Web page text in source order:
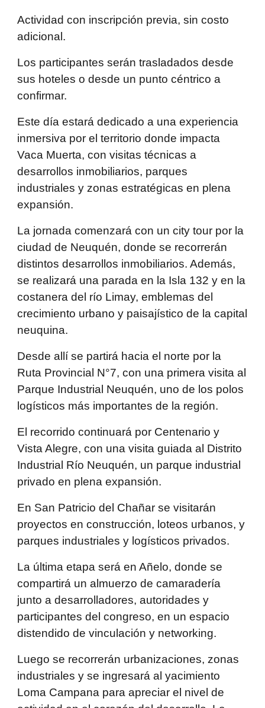
Actividad con inscripción previa, sin costo
adicional.
Los participantes serán trasladados desde
sus hoteles o desde un punto céntrico a
confirmar.
Este día estará dedicado a una experiencia
inmersiva por el territorio donde impacta
Vaca Muerta, con visitas técnicas a
desarrollos inmobiliarios, parques
industriales y zonas estratégicas en plena
expansión.
La jornada comenzará con un city tour por la
ciudad de Neuquén, donde se recorrerán
distintos desarrollos inmobiliarios. Además,
se realizará una parada en la Isla 132 y en la
costanera del río Limay, emblemas del
crecimiento urbano y paisajístico de la capital
neuquina.
Desde allí se partirá hacia el norte por la
Ruta Provincial N°7, con una primera visita al
Parque Industrial Neuquén, uno de los polos
logísticos más importantes de la región.
El recorrido continuará por Centenario y
Vista Alegre, con una visita guiada al Distrito
Industrial Río Neuquén, un parque industrial
privado en plena expansión.
En San Patricio del Chañar se visitarán
proyectos en construcción, loteos urbanos, y
parques industriales y logísticos privados.
La última etapa será en Añelo, donde se
compartirá un almuerzo de camaradería
junto a desarrolladores, autoridades y
participantes del congreso, en un espacio
distendido de vinculación y networking.
Luego se recorrerán urbanizaciones, zonas
industriales y se ingresará al yacimiento
Loma Campana para apreciar el nivel de